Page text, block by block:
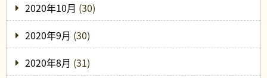
2020年10月 (30)
2020年9月 (30)
2020年8月 (31)